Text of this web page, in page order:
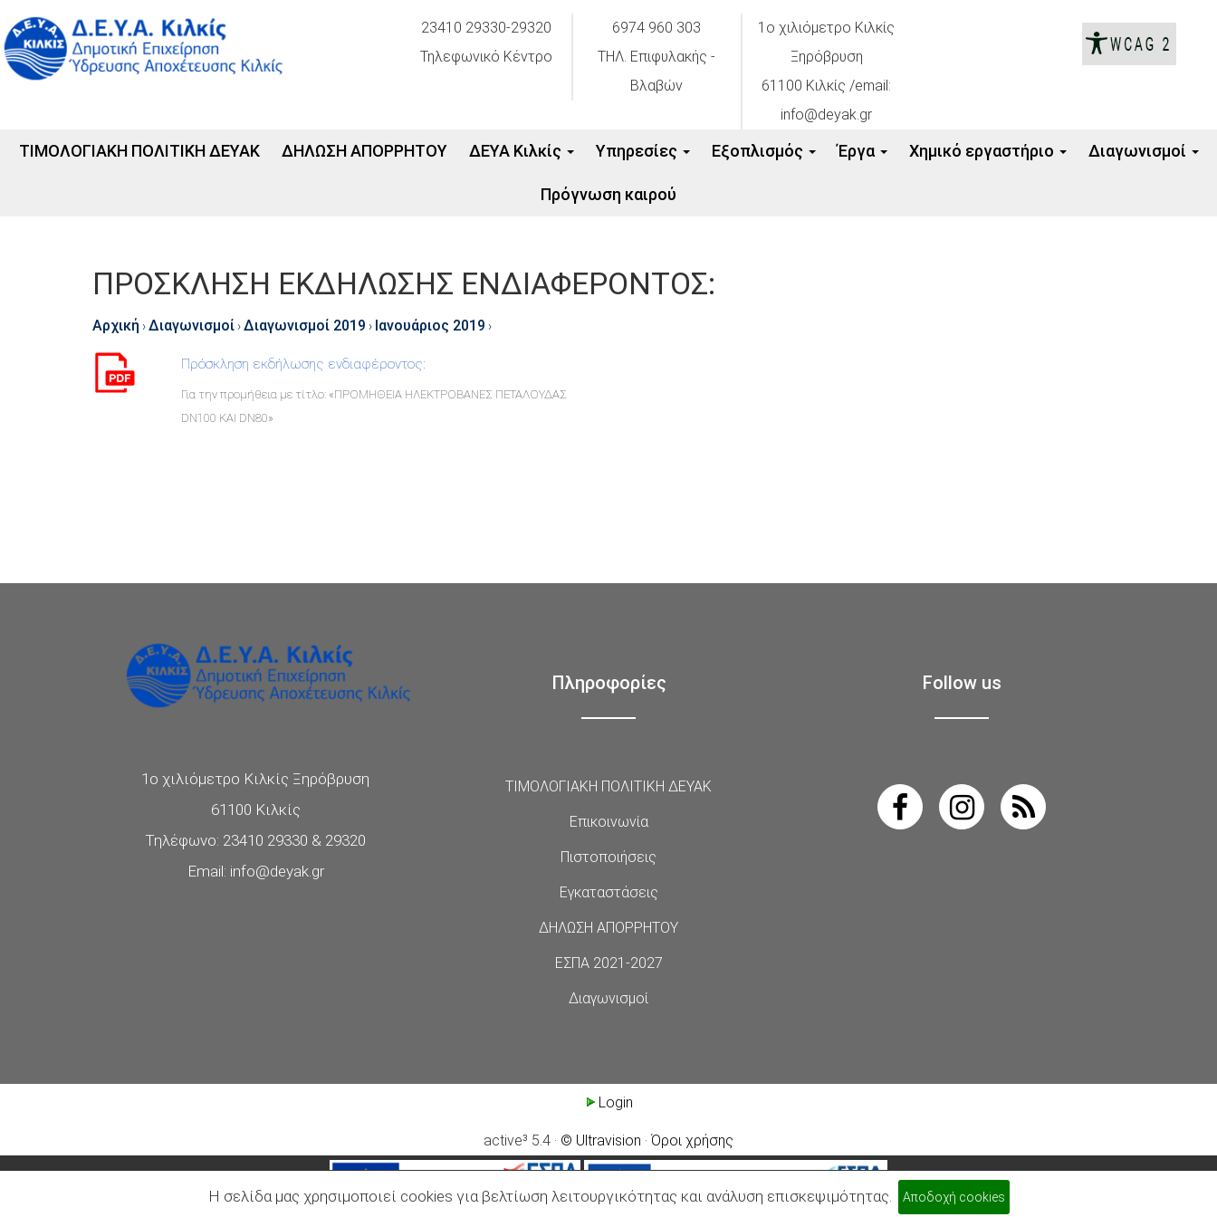
H σελίδα μας χρησιμοποιεί cookies για βελτίωση λειτουργικότητας και ανάλυση επισκεψιμότητας. Αποδοχή cookies
23410 29330-29320
Τηλεφωνικό Κέντρο
6974 960 303
ΤΗΛ. Επιφυλακής -
Βλαβών
1ο χιλιόμετρο Κιλκίς
Ξηρόβρυση
61100 Κιλκίς /email:
info@deyak.gr
ΤΙΜΟΛΟΓΙΑΚΗ ΠΟΛΙΤΙΚΗ ΔΕΥΑΚ ΔΗΛΩΣΗ ΑΠΟΡΡΗΤΟΥ ΔΕΥΑ Κιλκίς Υπηρεσίες Εξοπλισμός Έργα Xημικό εργαστήριο Διαγωνισμοί
Πρόγνωση καιρού
ΠΡΟΣΚΛΗΣΗ ΕΚΔΗΛΩΣΗΣ ΕΝΔΙΑΦΕΡΟΝΤΟΣ:
Αρχική ›Διαγωνισμοί ›Διαγωνισμοί 2019 › Ιανουάριος 2019 ›
Πρόσκληση εκδήλωσης ενδιαφέροντος:
Για την προμήθεια με τίτλο: «ΠΡΟΜΗΘΕΙΑ ΗΛΕΚΤΡΟΒΑΝΕΣ ΠΕΤΑΛΟΥΔΑΣ
DN100 ΚΑΙ DN80»
1ο χιλιόμετρο Κιλκίς Ξηρόβρυση
61100 Κιλκίς
Τηλέφωνο: 23410 29330 & 29320
Email: info@deyak.gr
Πληροφορίες
ΤΙΜΟΛΟΓΙΑΚΗ ΠΟΛΙΤΙΚΗ ΔΕΥΑΚ
Επικοινωνία
Πιστοποιήσεις
Εγκαταστάσεις
ΔΗΛΩΣΗ ΑΠΟΡΡΗΤΟΥ
ΕΣΠΑ 2021-2027
Διαγωνισμοί
Follow us
Login
active³ 5.4 · © Ultravision · Όροι χρήσης